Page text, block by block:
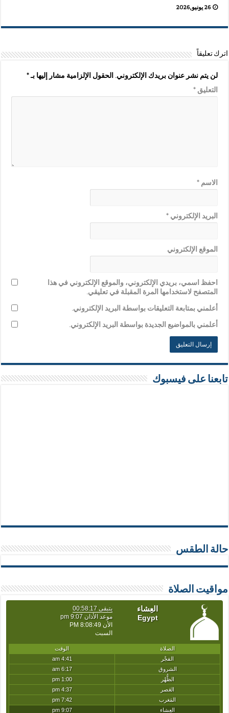
26 يونيو,2026
اترك تعليقاً
لن يتم نشر عنوان بريدك الإلكتروني. الحقول الإلزامية مشار إليها بـ*
التعليق*
الاسم*
البريد الإلكتروني*
الموقع الإلكتروني
احفظ اسمي، بريدي الإلكتروني، والموقع الإلكتروني في هذا
المتصفح لاستخدامها المرة المقبلة في تعليقي.
أعلمني بمتابعة التعليقات بواسطة البريد الإلكتروني.
أعلمني بالمواضيع الجديدة بواسطة البريد الإلكتروني.
تابعنا على فيسبوك
حالة الطقس
مواقيت الصلاة